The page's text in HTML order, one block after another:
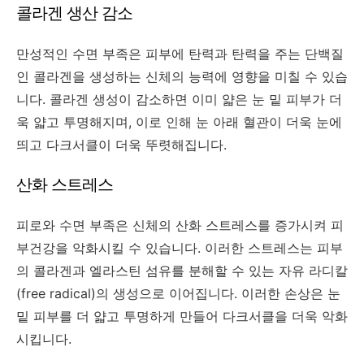
콜라겐 생산 감소
만성적인 수면 부족은 피부에 탄력과 탄력을 주는 단백질
인 콜라겐을 생성하는 신체의 능력에 영향을 미칠 수 있습
니다. 콜라겐 생성이 감소하면 이미 얇은 눈 밑 피부가 더
욱 얇고 투명해지며, 이로 인해 눈 아래 혈관이 더욱 눈에
띄고 다크서클이 더욱 뚜렷해집니다.
산화 스트레스
피로와 수면 부족은 신체의 산화 스트레스를 증가시켜 피
부건강을 악화시킬 수 있습니다. 이러한 스트레스는 피부
의 콜라겐과 엘라스틴 섬유를 분해할 수 있는 자유 라디칼
(free radical)의 생성으로 이어집니다. 이러한 손상은 눈
밑 피부를 더 얇고 투명하게 만들어 다크서클을 더욱 악화
시킵니다.